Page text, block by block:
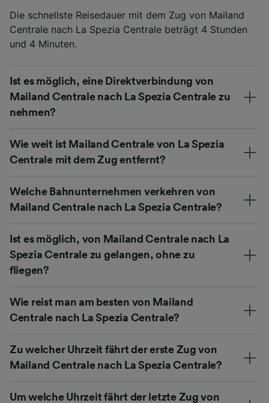
Die schnellste Reisedauer mit dem Zug von Mailand
Centrale nach La Spezia Centrale beträgt 4 Stunden
und 4 Minuten.
Ist es möglich, eine Direktverbindung von
Mailand Centrale nach La Spezia Centrale zu
nehmen?
Wie weit ist Mailand Centrale von La Spezia
Centrale mit dem Zug entfernt?
Welche Bahnunternehmen verkehren von
Mailand Centrale nach La Spezia Centrale?
Ist es möglich, von Mailand Centrale nach La
Spezia Centrale zu gelangen, ohne zu
fliegen?
Wie reist man am besten von Mailand
Centrale nach La Spezia Centrale?
Zu welcher Uhrzeit fährt der erste Zug von
Mailand Centrale nach La Spezia Centrale?
Um welche Uhrzeit fährt der letzte Zug von